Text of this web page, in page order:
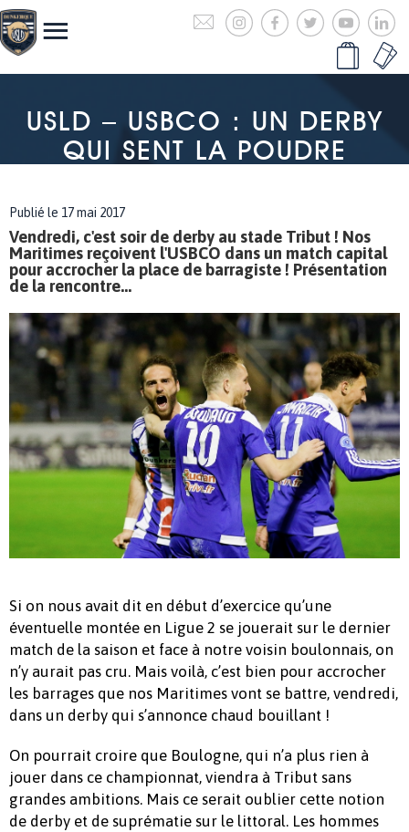
USLD – USBCO : UN DERBY
QUI SENT LA POUDRE
Publié le 17 mai 2017
Vendredi, c'est soir de derby au stade Tribut ! Nos
Maritimes reçoivent l'USBCO dans un match capital
pour accrocher la place de barragiste ! Présentation
de la rencontre...
Si on nous avait dit en début d’exercice qu’une
éventuelle montée en Ligue 2 se jouerait sur le dernier
match de la saison et face à notre voisin boulonnais, on
n’y aurait pas cru. Mais voilà, c’est bien pour accrocher
les barrages que nos Maritimes vont se battre, vendredi,
dans un derby qui s’annonce chaud bouillant !
On pourrait croire que Boulogne, qui n’a plus rien à
jouer dans ce championnat, viendra à Tribut sans
grandes ambitions. Mais ce serait oublier cette notion
de derby et de suprématie sur le littoral. Les hommes